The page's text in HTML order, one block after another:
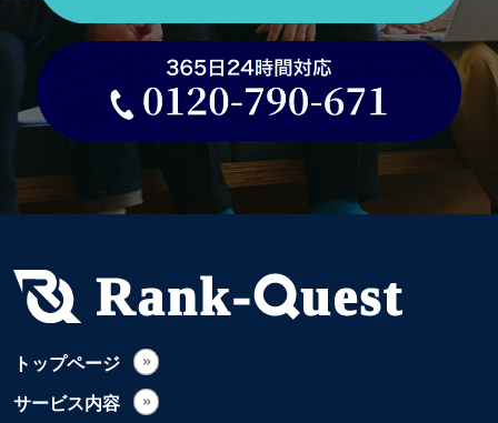
トップページ
サービス内容